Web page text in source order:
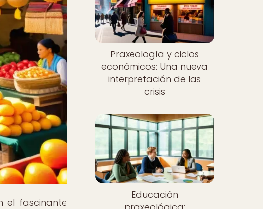
el fascinante
Praxeología y ciclos
económicos: Una nueva
interpretación de las
crisis
Educación